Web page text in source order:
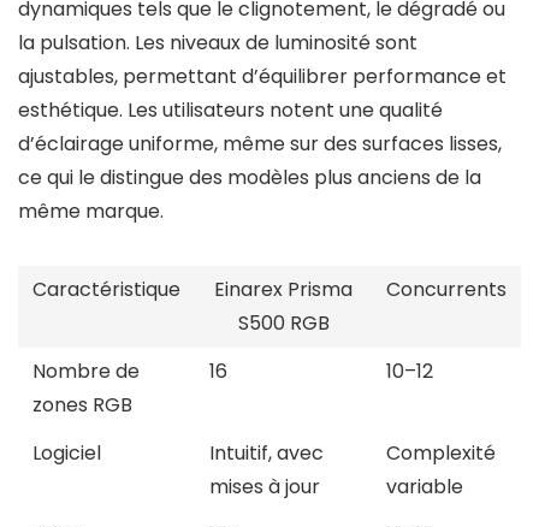
dynamiques tels que le clignotement, le dégradé ou
la pulsation. Les niveaux de luminosité sont
ajustables, permettant d’équilibrer performance et
esthétique. Les utilisateurs notent une qualité
d’éclairage uniforme, même sur des surfaces lisses,
ce qui le distingue des modèles plus anciens de la
même marque.
Caractéristique
Einarex Prisma
S500 RGB
Concurrents
Nombre de
zones RGB
16 10–12
Logiciel
Intuitif, avec
mises à jour
Complexité
variable